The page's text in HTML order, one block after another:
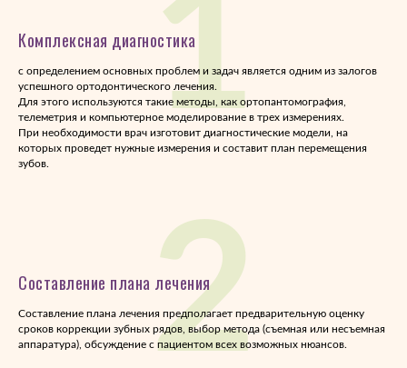
Комплексная диагностика
с определением основных проблем и задач является одним из залогов
успешного ортодонтического лечения.
Для этого используются такие методы, как ортопантомография,
телеметрия и компьютерное моделирование в трех измерениях.
При необходимости врач изготовит диагностические модели, на
которых проведет нужные измерения и составит план перемещения
зубов.
Составление плана лечения
Составление плана лечения предполагает предварительную оценку
сроков коррекции зубных рядов, выбор метода (съемная или несъемная
аппаратура), обсуждение с пациентом всех возможных нюансов.
2